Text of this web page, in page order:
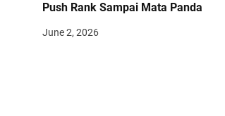
Push Rank Sampai Mata Panda
June 2, 2026